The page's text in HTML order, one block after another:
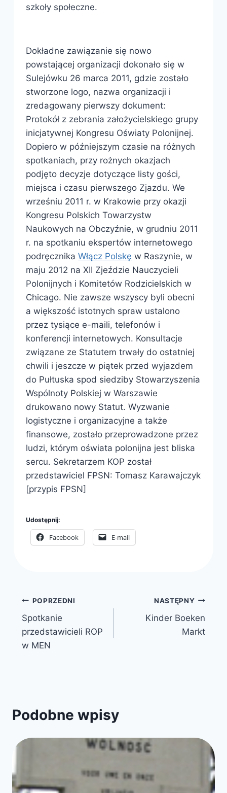
szkoły społeczne.
Dokładne zawiązanie się nowo
powstającej organizacji dokonało się w
Sulejówku 26 marca 2011, gdzie zostało
stworzone logo, nazwa organizacji i
zredagowany pierwszy dokument:
Protokół z zebrania założycielskiego grupy
inicjatywnej Kongresu Oświaty Polonijnej.
Dopiero w późniejszym czasie na różnych
spotkaniach, przy rożnych okazjach
podjęto decyzje dotyczące listy gości,
miejsca i czasu pierwszego Zjazdu. We
wrześniu 2011 r. w Krakowie przy okazji
Kongresu Polskich Towarzystw
Naukowych na Obczyźnie, w grudniu 2011
r. na spotkaniu ekspertów internetowego
podręcznikaWłącz Polskę w Raszynie, w
maju 2012 na XII Zjeździe Nauczycieli
Polonijnych i Komitetów Rodzicielskich w
Chicago. Nie zawsze wszyscy byli obecni
a większość istotnych spraw ustalono
przez tysiące e-maili, telefonów i
konferencji internetowych. Konsultacje
związane ze Statutem trwały do ostatniej
chwili i jeszcze w piątek przed wyjazdem
do Pułtuska spod siedziby Stowarzyszenia
Wspólnoty Polskiej w Warszawie
drukowano nowy Statut. Wyzwanie
logistyczne i organizacyjne a także
finansowe, zostało przeprowadzone przez
ludzi, którym oświata polonijna jest bliska
sercu. Sekretarzem KOP został
przedstawiciel FPSN: Tomasz Karawajczyk
[przypis FPSN]
Udostępnij:
Facebook E-mail
Nawigacja
wpisu
POPRZEDNI
Spotkanie
przedstawicieli ROP
w MEN
NASTĘPNY
Kinder Boeken
Markt
Podobne wpisy